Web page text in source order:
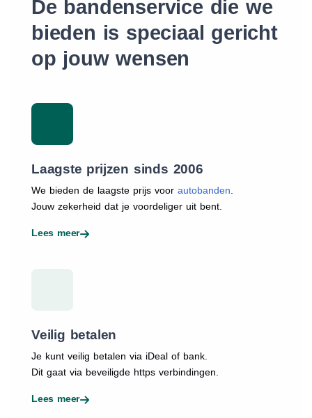
De bandenservice die we
bieden is speciaal gericht
op jouw wensen
Laagste prijzen sinds 2006
We bieden de laagste prijs voor autobanden
Jouw zekerheid dat je voordeliger uit bent.
Lees meer
Veilig betalen
Je kunt veilig betalen via iDeal of bank.
Dit gaat via beveiligde https verbindingen.
Lees meer